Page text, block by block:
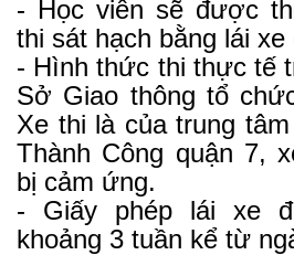
- Học viên sẽ được
thi sát hạch bằng lái xe
- Hình thức thi thực tế
Sở Giao thông tổ
Xe thi là của trung
Thành Công quận 7,
bị cảm ứng.
- Giấy phép lái xe
khoảng 3 tuần kể từ